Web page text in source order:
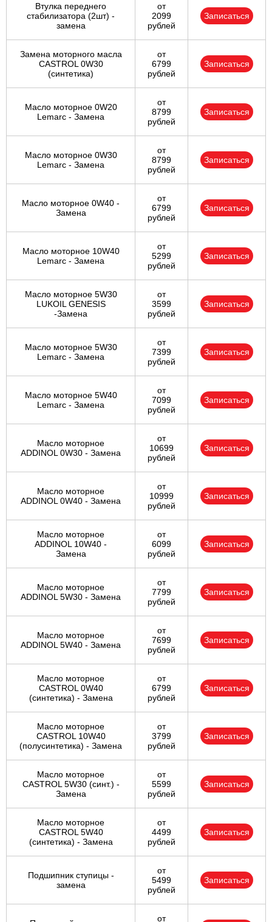
Втулка переднего
стабилизатора (2шт) -
замена
от
2099
рублей
Записаться
Замена моторного масла
CASTROL 0W30
(синтетика)
от
6799
рублей
Записаться
Масло моторное 0W20
Lemarc - Замена
от
8799
рублей
Записаться
Масло моторное 0W30
Lemarc - Замена
от
8799
рублей
Записаться
Масло моторное 0W40 -
Замена
от
6799
рублей
Записаться
Масло моторное 10W40
Lemarc - Замена
от
5299
рублей
Записаться
Масло моторное 5W30
LUKOIL GENESIS
-Замена
от
3599
рублей
Записаться
Масло моторное 5W30
Lemarc - Замена
от
7399
рублей
Записаться
Масло моторное 5W40
Lemarc - Замена
от
7099
рублей
Записаться
Масло моторное
ADDINOL 0W30 - Замена
от
10699
рублей
Записаться
Масло моторное
ADDINOL 0W40 - Замена
от
10999
рублей
Записаться
Масло моторное
ADDINOL 10W40 -
Замена
от
6099
рублей
Записаться
Масло моторное
ADDINOL 5W30 - Замена
от
7799
рублей
Записаться
Масло моторное
ADDINOL 5W40 - Замена
от
7699
рублей
Записаться
Масло моторное
CASTROL 0W40
(синтетика) - Замена
от
6799
рублей
Записаться
Масло моторное
CASTROL 10W40
(полусинтетика) - Замена
от
3799
рублей
Записаться
Масло моторное
CASTROL 5W30 (синт.) -
Замена
от
5599
рублей
Записаться
Масло моторное
CASTROL 5W40
(синтетика) - Замена
от
4499
рублей
Записаться
Подшипник ступицы -
замена
от
5499
рублей
Записаться
от